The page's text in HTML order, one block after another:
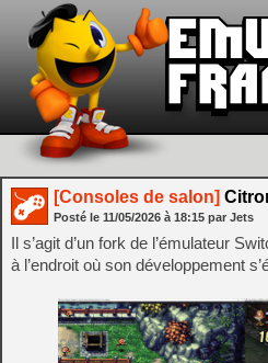
[Consoles de salon]
Posté le 11/05/2026 à 18:15 par Jets
Il s’agit d’un fork de l’émulateur
à l’endroit où son développement